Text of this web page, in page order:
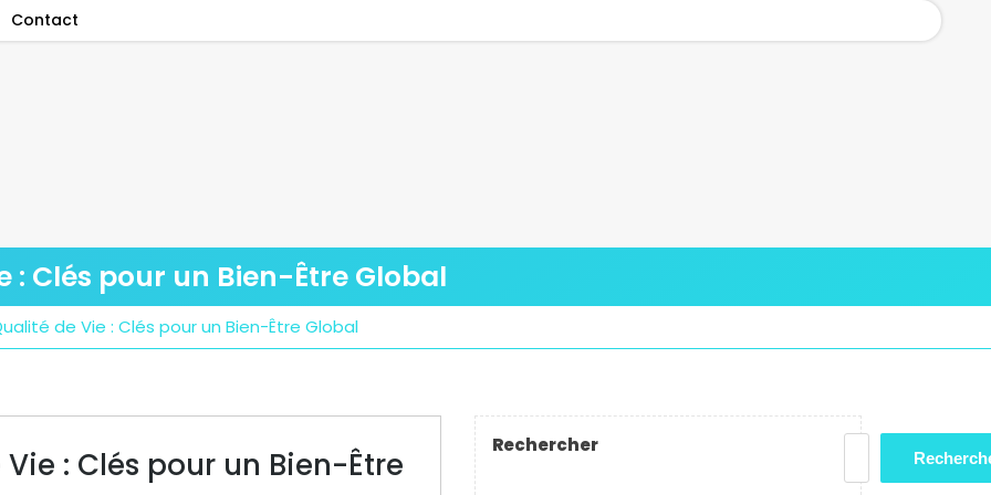
Contact
: Clés pour un Bien-Être Global
de Vie : Clés pour un Bien-Être Global
: Clés pour un Bien-Être
Rechercher